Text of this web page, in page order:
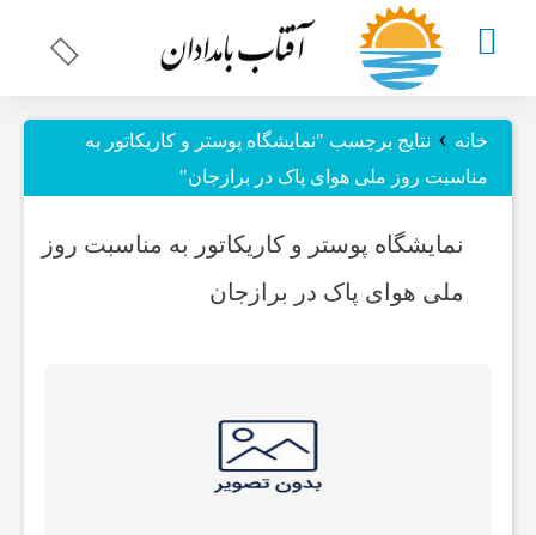
خانه › نتایج برچسب "نمایشگاه پوستر و کاریکاتور به
مناسبت روز ملی هوای پاک در برازجان"
نمایشگاه پوستر و کاریکاتور به مناسبت روز
ملی هوای پاک در برازجان